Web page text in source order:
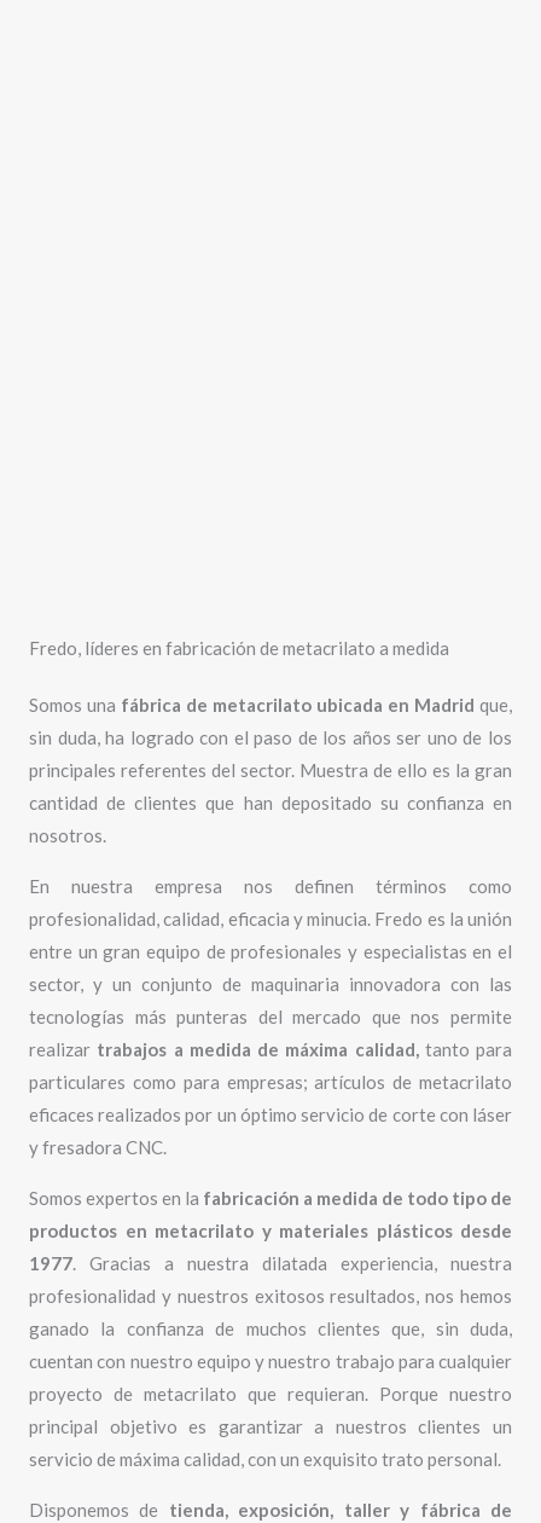
Fredo, líderes en fabricación de metacrilato a medida
Somos una fábrica de metacrilato ubicada en Madrid que,
sin duda, ha logrado con el paso de los años ser uno de los
principales referentes del sector. Muestra de ello es la gran
cantidad de clientes que han depositado su confianza en
nosotros.
En nuestra empresa nos definen términos como
profesionalidad, calidad, eficacia y minucia. Fredo es la unión
entre un gran equipo de profesionales y especialistas en el
sector, y un conjunto de maquinaria innovadora con las
tecnologías más punteras del mercado que nos permite
realizar trabajos a medida de máxima calidad,tanto para
particulares como para empresas; artículos de metacrilato
eficaces realizados por un óptimo servicio de corte con láser
y fresadora CNC.
Somos expertos en la fabricación a medida de todo tipo de
productos en metacrilato y materiales plásticos desde
1977. Gracias a nuestra dilatada experiencia, nuestra
profesionalidad y nuestros exitosos resultados, nos hemos
ganado la confianza de muchos clientes que, sin duda,
cuentan con nuestro equipo y nuestro trabajo para cualquier
proyecto de metacrilato que requieran. Porque nuestro
principal objetivo es garantizar a nuestros clientes un
servicio de máxima calidad, con un exquisito trato personal.
Disponemos de tienda, exposición, taller y fábrica de